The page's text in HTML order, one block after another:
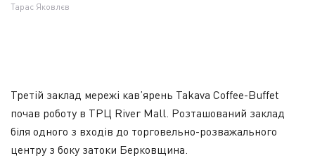
Тарас Яковлєв
Третій заклад мережі кав’ярень Takava Coffee-Buffet
почав роботу в ТРЦ River Mall. Розташований заклад
біля одного з входів до торговельно-розважального
центру з боку затоки Берковщина.